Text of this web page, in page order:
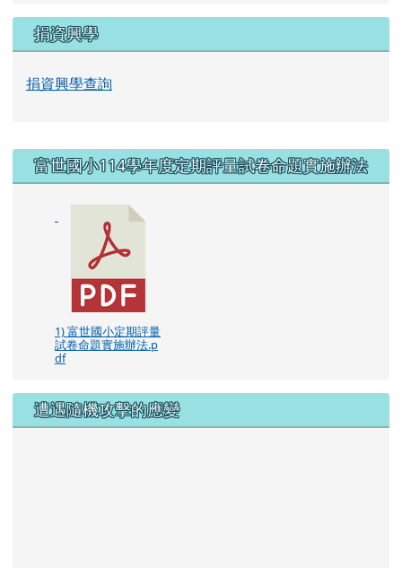
捐資興學
富世國小114學年度定期評量試卷命題實施辦法
1) 富世國小定期評量
試卷命題實施辦法.p
df
遭遇隨機攻擊的應變